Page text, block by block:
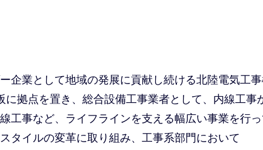
企業として地域の発展に貢献し続ける北陸電気工事
拠点を置き、総合設備工事業者として、内線工事
工事など、ライフラインを支える幅広い事業を行
タイルの変革に取り組み、工事系部門において